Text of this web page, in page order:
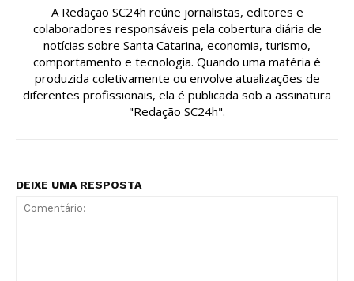
A Redação SC24h reúne jornalistas, editores e
colaboradores responsáveis pela cobertura diária de
notícias sobre Santa Catarina, economia, turismo,
comportamento e tecnologia. Quando uma matéria é
produzida coletivamente ou envolve atualizações de
diferentes profissionais, ela é publicada sob a assinatura
"Redação SC24h".
DEIXE UMA RESPOSTA